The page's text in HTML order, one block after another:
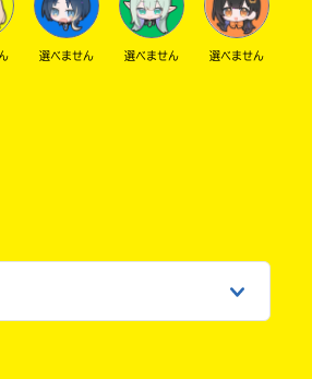
選べません 選べません 選べません